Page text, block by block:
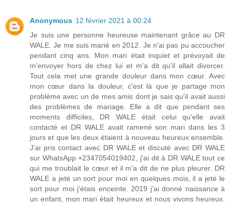
Anonymous 12 février 2021 à 00:24
Je suis une personne heureuse maintenant grâce au DR
WALE. Je me suis marié en 2012. Je n'ai pas pu accoucher
pendant cinq ans. Mon mari était inquiet et prévoyait de
m'envoyer hors de chez lui et m'a dit qu'il allait divorcer.
Tout cela met une grande douleur dans mon cœur. Avec
mon cœur dans la douleur, c'est là que je partage mon
problème avec un de mes amis dont je sais qu'il avait aussi
des problèmes de mariage. Elle a dit que pendant ses
moments difficiles, DR WALE était celui qu'elle avait
contacté et DR WALE avait ramené son mari dans les 3
jours et que les deux étaient à nouveau heureux ensemble.
J'ai pris contact avec DR WALE et discuté avec DR WALE
sur WhatsApp +2347054019402, j'ai dit à DR WALE tout ce
qui me troublait le cœur et il m'a dit de ne plus pleurer. DR
WALE a jeté un sort pour moi en quelques mois, il a jeté le
sort pour moi j'étais enceinte. 2019 j'ai donné naissance à
un enfant, mon mari était heureux et nous vivons heureux.